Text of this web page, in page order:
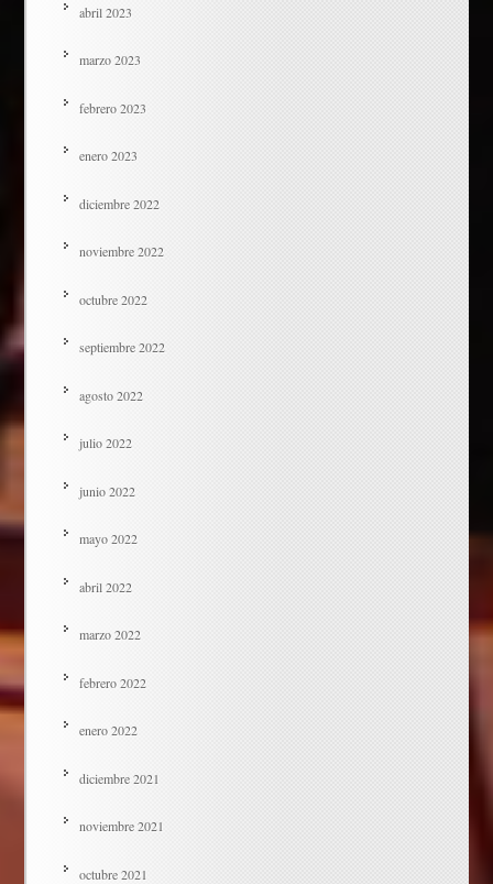
abril 2023
marzo 2023
febrero 2023
enero 2023
diciembre 2022
noviembre 2022
octubre 2022
septiembre 2022
agosto 2022
julio 2022
junio 2022
mayo 2022
abril 2022
marzo 2022
febrero 2022
enero 2022
diciembre 2021
noviembre 2021
octubre 2021